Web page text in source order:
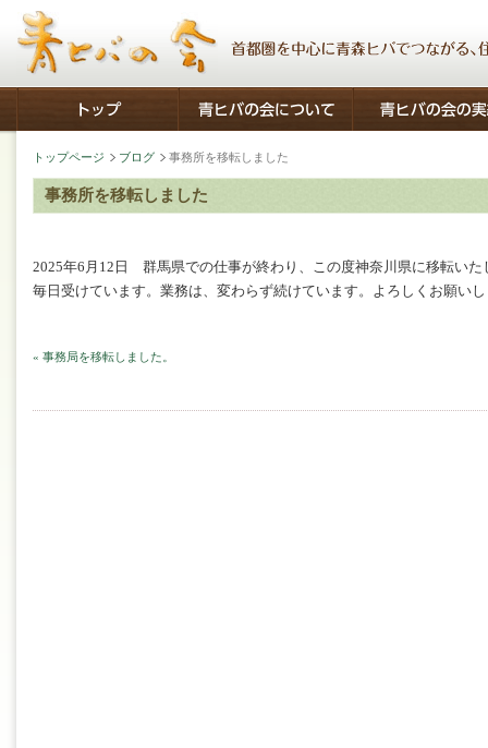
トップページ ブログ 事務所を移転しました
事務所を移転しました
2025年6月12日 群馬県での仕事が終わり、この度神奈川県に移転い
毎日受けています。業務は、変わらず続けています。よろしくお願い
« 事務局を移転しました。